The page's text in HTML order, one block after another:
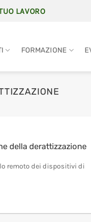
LAVORO
FORMAZIONE
della derattizzazione
remoto dei dispositivi di